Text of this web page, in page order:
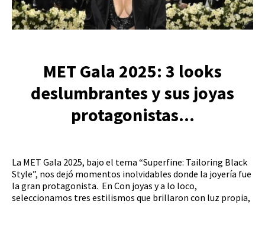
MET Gala 2025: 3 looks
deslumbrantes y sus joyas
protagonistas...
La MET Gala 2025, bajo el tema “Superfine: Tailoring Black
Style”, nos dejó momentos inolvidables donde la joyería fue
la gran protagonista. En Con joyas y a lo loco,
seleccionamos tres estilismos que brillaron con luz propia,